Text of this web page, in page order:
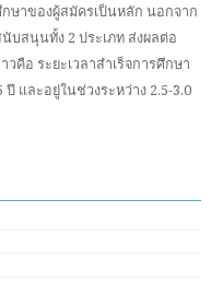
าของผู้สมัครเป็นหลัก นอกจาก
บสนุนทั้ง 2 ประเภท ส่งผลต่อ
คือ ระยะเวลาสำเร็จการศึกษา
และอยู่ในช่วงระหว่าง 2.5-3.0